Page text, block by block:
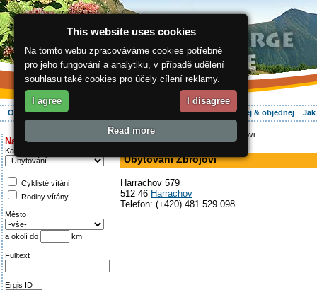
O regionu Aktivně Ubytování Hledej & objednej
Najděte si:
Kategorie
Cyklisté vítáni
Rodiny vítány
Město
a okolí do km
Fulltext
Ergis ID
ergis.cz> > Ubytování Zbrojovi
Ubytování Zbrojovi
Harrachov 579
512 46 Harrachov
Telefon: (+420) 481 529 098
This website uses cookies
Na tomto webu zpracováváme cookies potřebné
pro jeho fungování a analytiku, v případě udělení
souhlasu také cookies pro účely cílení reklamy.
I agree I disagree
Read more